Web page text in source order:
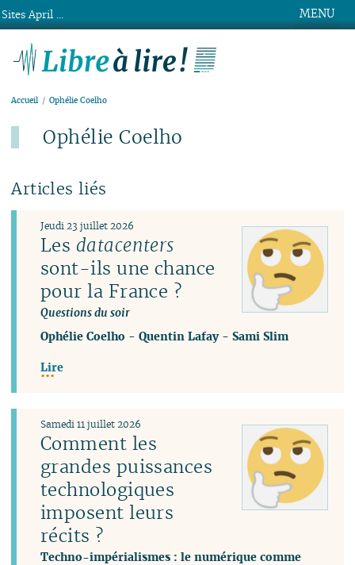
MENU
Accueil Ophélie Coelho
Ophélie Coelho
Articles liés
Les datacenters
sont-ils une chance
pour la France ?
Questions du soir
Jeudi 23 juillet 2026
Ophélie Coelho -Quentin Lafay-Sami Slim
Lire
Comment les
grandes puissances
technologiques
imposent leurs
récits ?
Techno-impérialismes : le numérique comme
Samedi 11 juillet 2026
Sites April ...